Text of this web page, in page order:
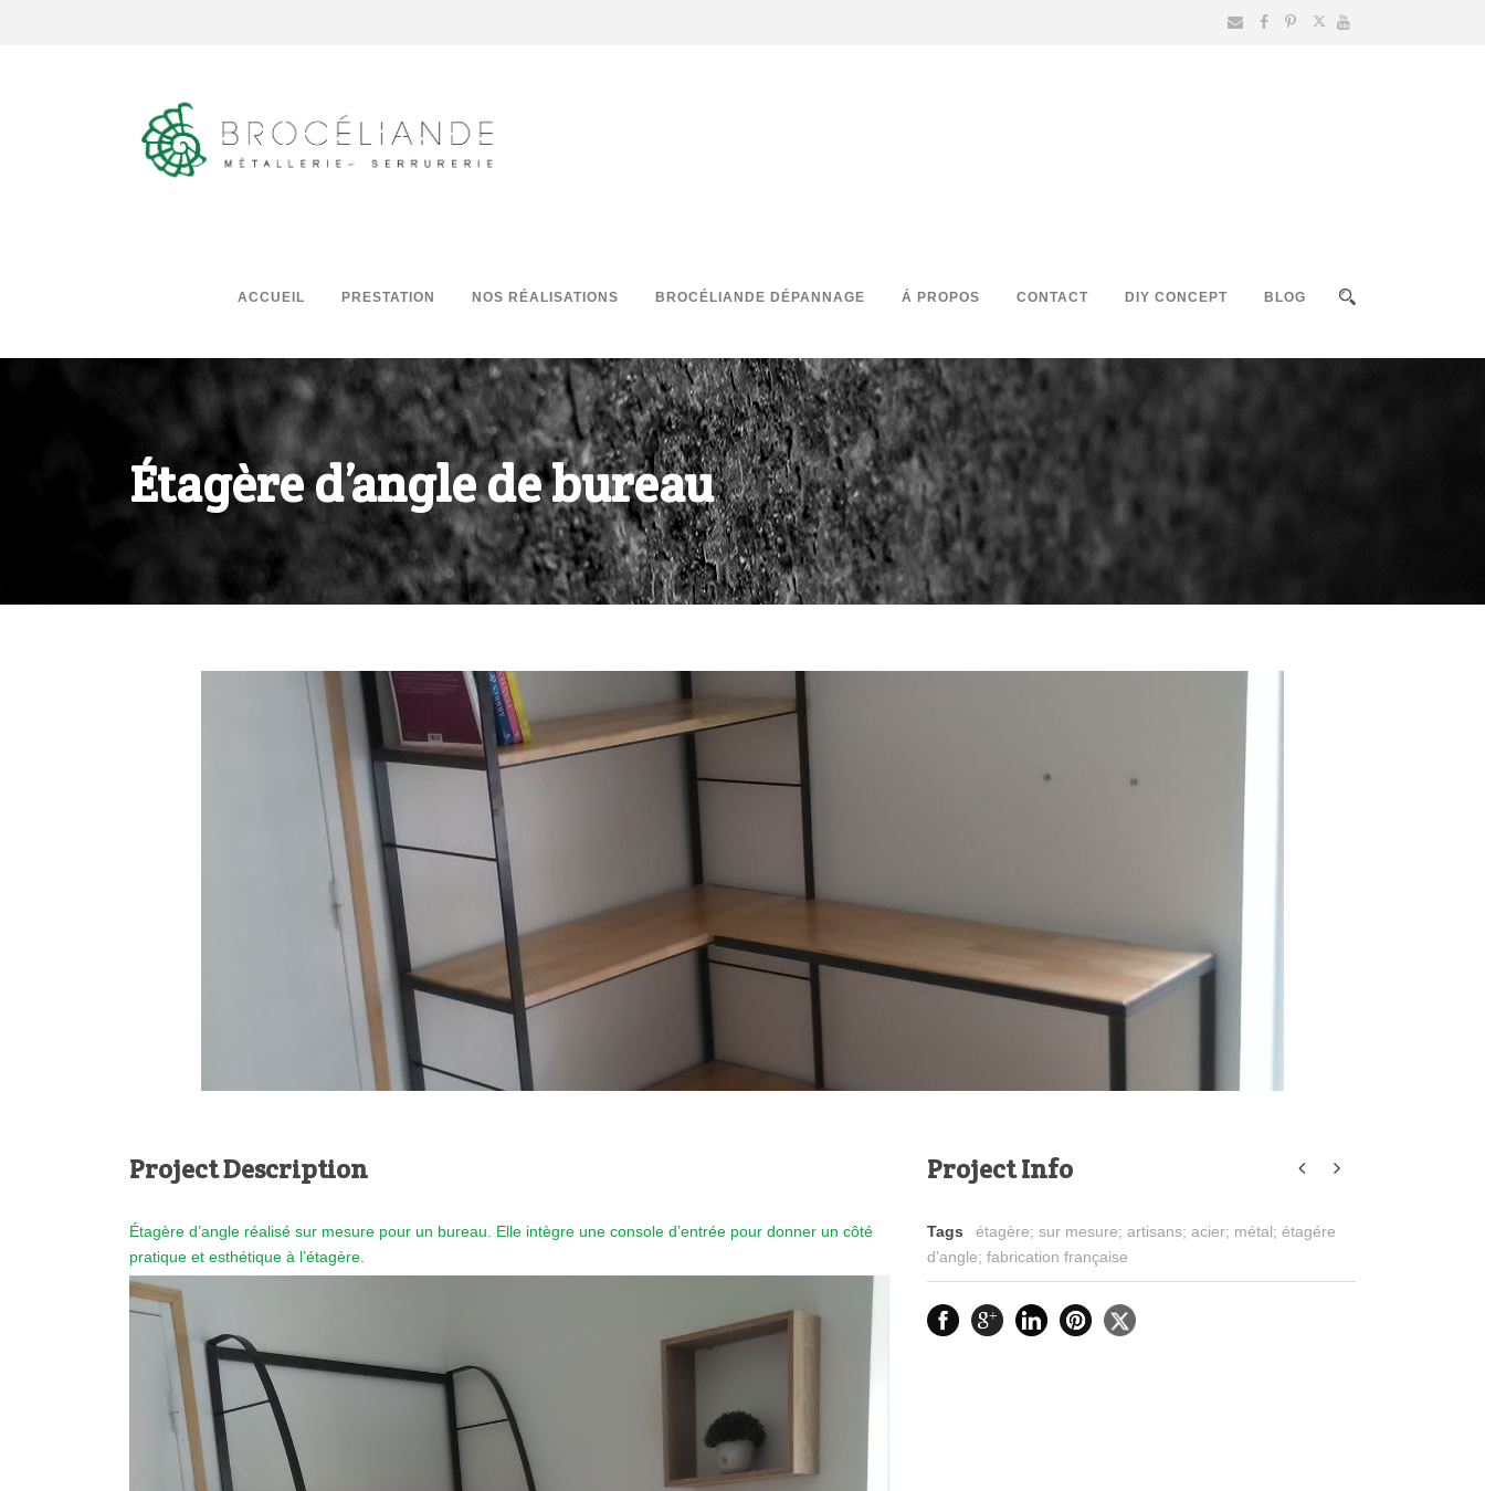
ACCUEIL PRESTATION NOS RÉALISATIONS BROCÉLIANDE DÉPANNAGE Á PROPOS CONTACT DIY CONCEPT BLOG
Étagère d’angle de bureau
Project Info
Tags
étagère; sur mesure; artisans; acier; métal; étagére
d'angle; fabrication française
Project Description
Étagère d’angle réalisé sur mesure pour un bureau. Elle intègre une console d’entrée pour donner un côté
pratique et esthétique à l’étagère.